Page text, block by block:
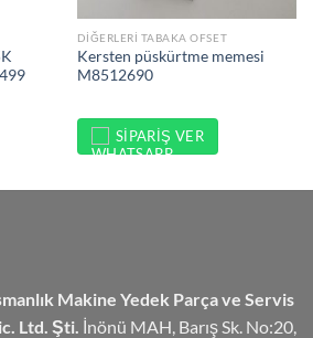
DIĞERLERI TABAKA OFSET
Kersten püskürtme memesi
M8512690
SIPARIŞ VER
Makine Yedek Parça ve Servis
Ltd. Şti. İnönü MAH, Barış Sk. No:20,